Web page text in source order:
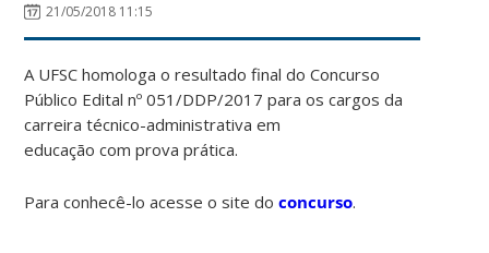
21/05/2018 11:15
A UFSC homologa o resultado final do Concurso
Público Edital nº 051/DDP/2017 para os cargos da
carreira técnico-administrativa em
educação com prova prática.
Para conhecê-lo acesse o site doconcurso.